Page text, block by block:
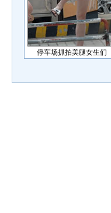
停车场抓拍美腿女生们